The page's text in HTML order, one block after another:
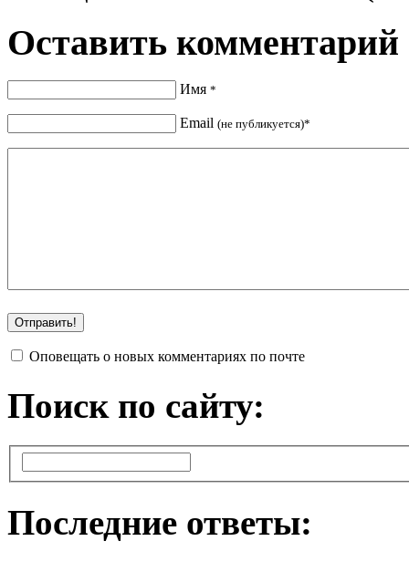
Оставить комментарий
Имя *
Email (не публикуется)*
Оповещать о новых комментариях по почте
Поиск по сайту:
Последние ответы: